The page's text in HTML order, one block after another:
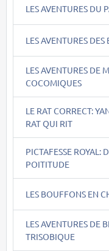
LES AVENTURES DU
LES AVENTURES DES
LES AVENTURES DE
COCOMIQUES
LE RAT CORRECT:
RAT QUI RIT
PICTAFESSE ROYAL:
POITITUDE
LES BOUFFONS EN
LES AVENTURES DE
TRISOBIQUE